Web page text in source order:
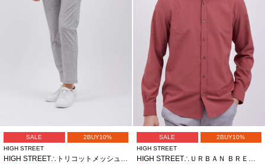
SALE
2BUY10%
HIGH STREET
HIGH STREET∴トリコットメッシュポップサックＰＴイージーＰＴ
SALE
2BUY10%
HIGH STREET
HIGH STREET∴ＵＲＢＡＮ ＢＲＥＥＺＥカッタウェイシャツ